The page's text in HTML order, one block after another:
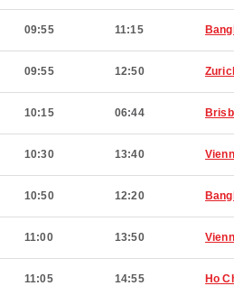
09:55 11:15
09:55 12:50
10:15 06:44
10:30 13:40
10:50 12:20
11:00 13:50
11:05 14:55 Ho